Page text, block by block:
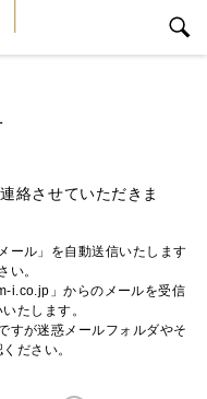
絡させていただきま
ール」を自動送信いたします
い。
i.co.jp」からのメールを受信
たします。
すが迷惑メールフォルダやそ
ださい。